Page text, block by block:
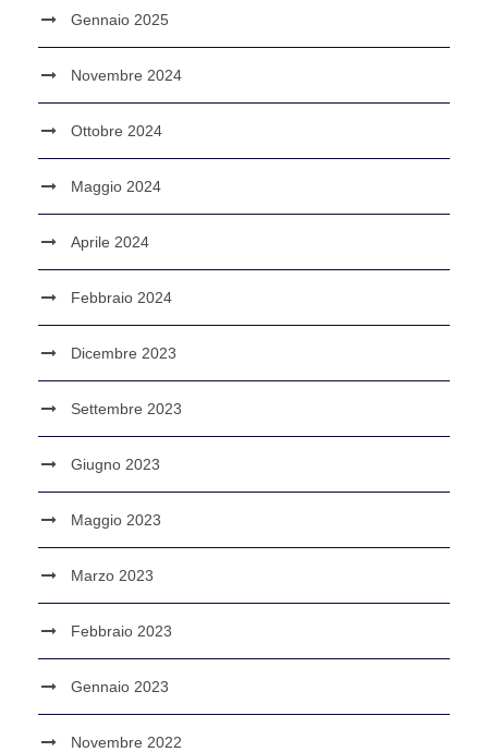
Gennaio 2025
Novembre 2024
Ottobre 2024
Maggio 2024
Aprile 2024
Febbraio 2024
Dicembre 2023
Settembre 2023
Giugno 2023
Maggio 2023
Marzo 2023
Febbraio 2023
Gennaio 2023
Novembre 2022